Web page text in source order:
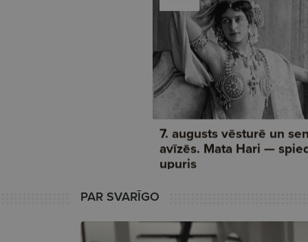
PAR SVARĪGO